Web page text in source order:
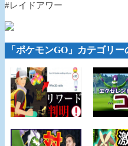
#レイドアワー
「ポケモンGO」カテゴリ